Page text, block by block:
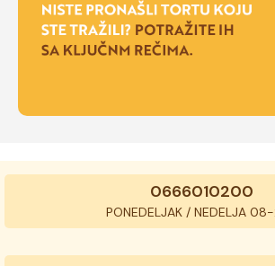
0666010200
PONEDELJAK / NEDELJA